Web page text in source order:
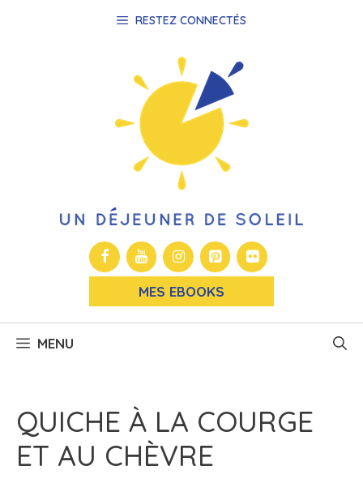
RESTEZ CONNECTÉS
MES EBOOKS
MENU
QUICHE À LA COURGE
ET AU CHÈVRE